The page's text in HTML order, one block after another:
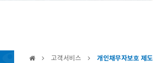
고객서비스 개인채무자보호 제도